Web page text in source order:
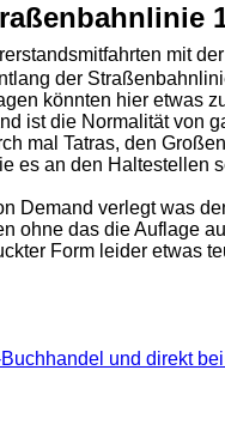
mit
der
könnten hier etwas
ist die Normalität von
mal Tatras, den
es an den Haltestellen
Demand verlegt was
ohne das die Auflage
Form leider etwas
und direkt